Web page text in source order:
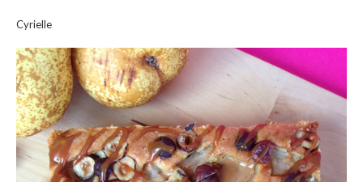
Cyrielle